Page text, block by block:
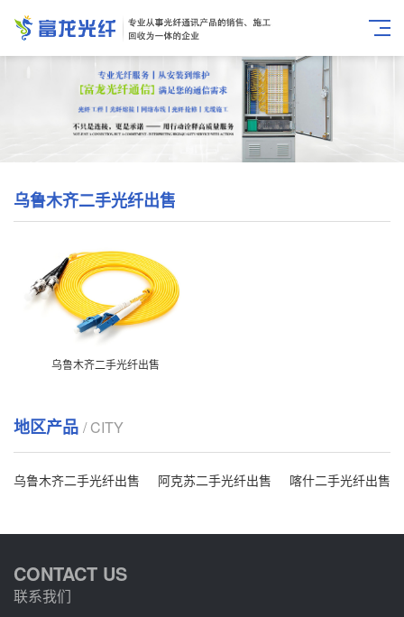
乌鲁木齐二手光纤出售
乌鲁木齐二手光纤出售
地区产品 / CITY
乌鲁木齐二手光纤出售 阿克苏二手光纤出售 喀什二手光纤出售
CONTACT US
联系我们